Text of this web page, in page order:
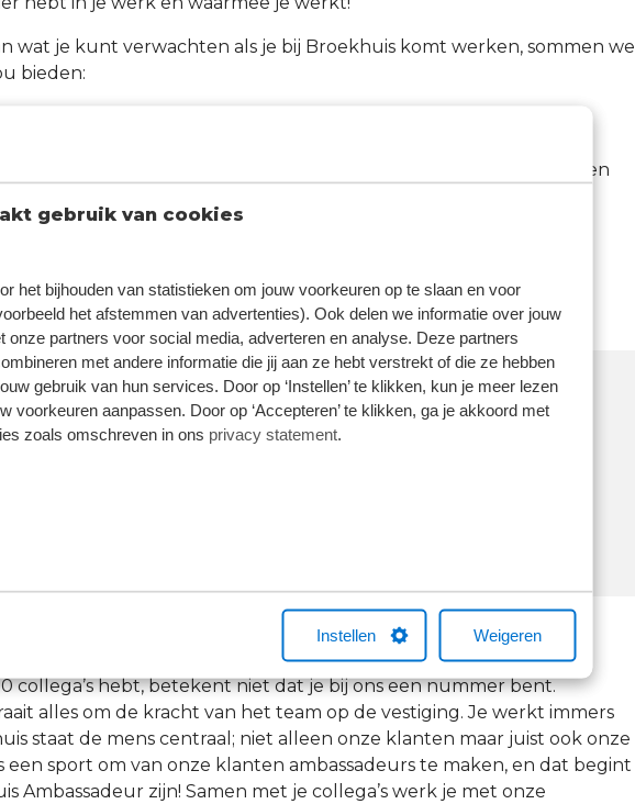
gebruik van cookies
het bijhouden van statistieken om jouw voorkeuren op te slaan en voor
het afstemmen van advertenties). Ook delen we informatie over jouw
onze partners voor social media, adverteren en analyse. Deze partners
met andere informatie die jij aan ze hebt verstrekt of die ze hebben
gebruik van hun services. Door op ‘Instellen’ te klikken, kun je meer lezen
voorkeuren aanpassen. Door op ‘Accepteren’ te klikken, ga je akkoord met
zoals omschreven in ons privacy statement
Instellen Weigeren
wat je kunt verwachten als je bij Broekhuis komt werken, sommen we
bieden:
baan binnen een mensgerichte organisatie
en materialen.
ontwikkeling door merkspecifieke cursussen aan te bieden
in jouw vak.
(o.a. op onderdelen, accessoires en arbeidsuren).
gebruikte auto’s maar ook diensten zoals verzekeringen en
met gezellige collega’s die gemotiveerd en kundig zijn.
"Na 30 jaar heb ik het nog steeds naar
mijn zin bij Broekhuis; geen één dag is
Broekhuis?
collega’s hebt, betekent niet dat je bij ons een nummer bent.
alles om de kracht van het team op de vestiging. Je werkt immers
staat de mens centraal; niet alleen onze klanten maar juist ook onze
een sport om van onze klanten ambassadeurs te maken, en dat begint
Ambassadeur zijn! Samen met je collega’s werk je met onze